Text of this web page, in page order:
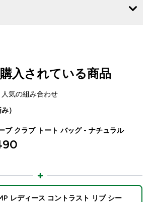
入されている商品
気の組み合わせ
）
ブ クラブ トート バッグ - ナチュラル
レディース コントラスト リブ シー